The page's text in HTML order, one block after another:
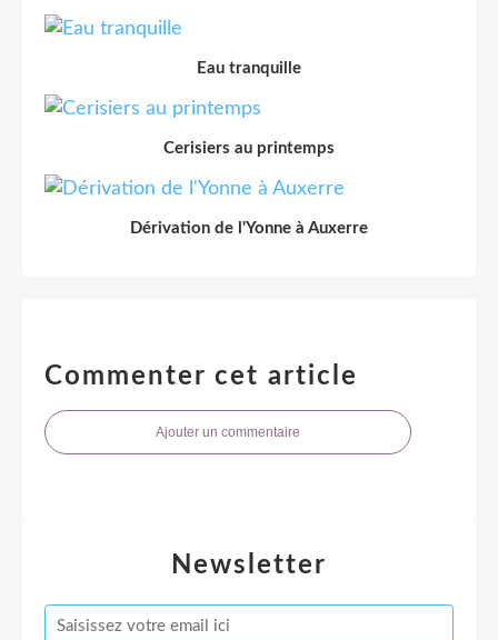
Eau tranquille
Cerisiers au printemps
Dérivation de l'Yonne à Auxerre
Commenter cet article
Ajouter un commentaire
Newsletter